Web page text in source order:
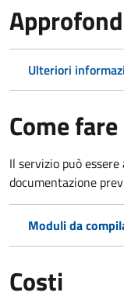
Ulteriori
Come fare
Il servizio può
documentazione
Moduli da
Costi